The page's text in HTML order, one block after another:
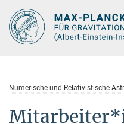
Hauptinhalt
Numerische und Relativistische